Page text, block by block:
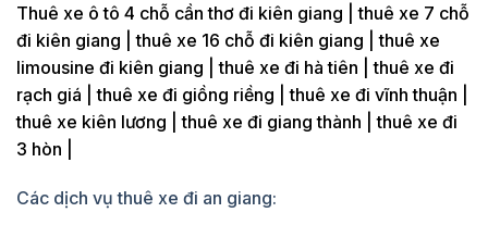
Thuê xe ô tô 4 chỗ cần thơ đi kiên giang | thuê xe 7 chỗ
đi kiên giang | thuê xe 16 chỗ đi kiên giang | thuê xe
limousine đi kiên giang | thuê xe đi hà tiên | thuê xe đi
rạch giá | thuê xe đi giồng riềng | thuê xe đi vĩnh thuận |
thuê xe kiên lương | thuê xe đi giang thành | thuê xe đi
3 hòn |
Các dịch vụ thuê xe đi an giang: